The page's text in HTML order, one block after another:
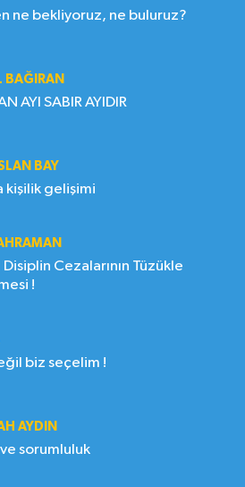
ne bekliyoruz, ne buluruz?
BAĞIRAN
AYI SABIR AYIDIR
BAY
kişilik gelişimi
Cezalarının Tüzükle
!
biz seçelim !
AYDIN
Gençlik ve sorumluluk